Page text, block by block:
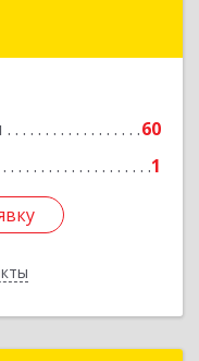
60
1
г, Московская